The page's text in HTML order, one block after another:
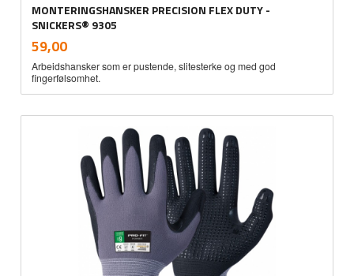
MONTERINGSHANSKER PRECISION FLEX DUTY -
SNICKERS® 9305
Pris
59,00mva.
Arbeidshansker som er pustende, slitesterke og med god
fingerfølsomhet.